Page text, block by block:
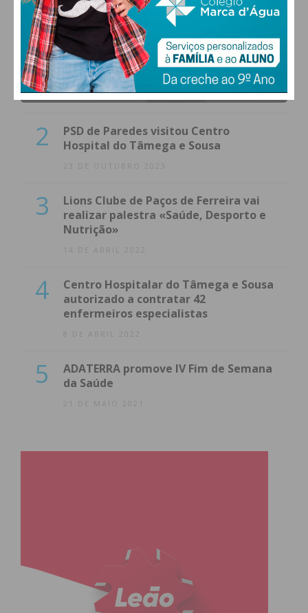
1
(VÍDEO) Carlos Alberto Silva vê
Unidade Local de Saúde como uma
oportunidade
23 DE NOVEMBRO 2023
2
PSD de Paredes visitou Centro
Hospital do Tâmega e Sousa
23 DE OUTUBRO 2023
3
Lions Clube de Paços de Ferreira vai
realizar palestra «Saúde, Desporto e
Nutrição»
14 DE ABRIL 2022
4
Centro Hospitalar do Tâmega e Sousa
autorizado a contratar 42
enfermeiros especialistas
8 DE ABRIL 2022
5
ADATERRA promove IV Fim de Semana
da Saúde
21 DE MAIO 2021